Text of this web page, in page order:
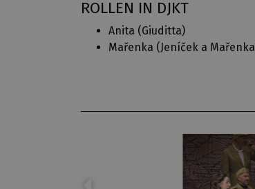
ROLLEN IN DJKT
Anita (Giuditta)
Mařenka (Jeníček a Mařenka